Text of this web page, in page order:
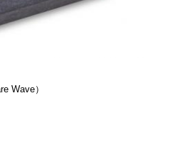
Wave）